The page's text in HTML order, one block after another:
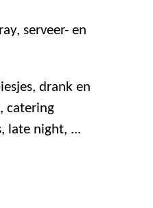
serveer- en
drank en
catering
late night, ...